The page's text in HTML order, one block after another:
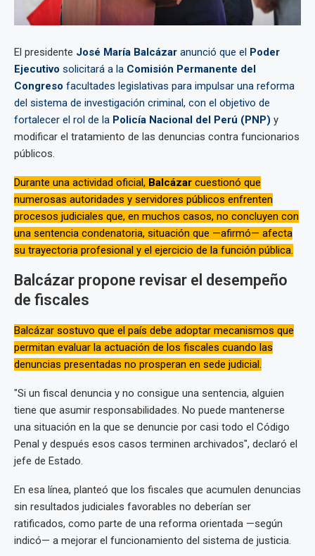
El presidente José María Balcázar anunció que el Poder
Ejecutivo solicitará a la Comisión Permanente del
Congreso facultades legislativas para impulsar una reforma
del sistema de investigación criminal, con el objetivo de
fortalecer el rol de la Policía Nacional del Perú (PNP) y
modificar el tratamiento de las denuncias contra funcionarios
públicos.
Durante una actividad oficial, Balcázar cuestionó que
numerosas autoridades y servidores públicos enfrenten
procesos judiciales que, en muchos casos, no concluyen con
una sentencia condenatoria, situación que —afirmó— afecta
su trayectoria profesional y el ejercicio de la función pública.
Balcázar propone revisar el desempeño
de fiscales
Balcázar sostuvo que el país debe adoptar mecanismos que
permitan evaluar la actuación de los fiscales cuando las
denuncias presentadas no prosperan en sede judicial.
"Si un fiscal denuncia y no consigue una sentencia, alguien
tiene que asumir responsabilidades. No puede mantenerse
una situación en la que se denuncie por casi todo el Código
Penal y después esos casos terminen archivados", declaró el
jefe de Estado.
En esa línea, planteó que los fiscales que acumulen denuncias
sin resultados judiciales favorables no deberían ser
ratificados, como parte de una reforma orientada —según
indicó— a mejorar el funcionamiento del sistema de justicia.